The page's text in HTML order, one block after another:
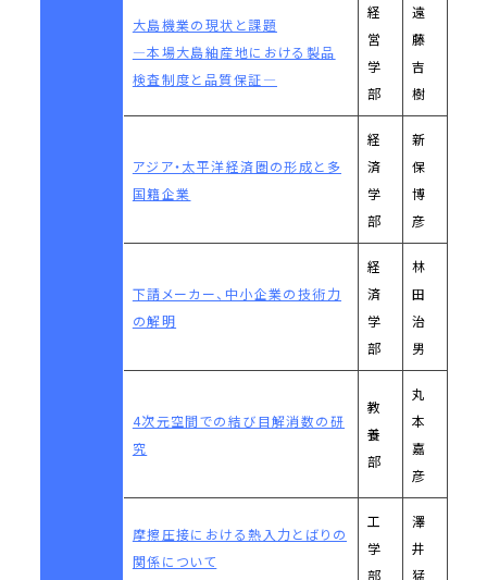
大島機業の現状と課題
―本場大島紬産地における製品
検査制度と品質保証―
経
営
学
部
遠
藤
吉
樹
アジア・太平洋経済圏の形成と多
国籍企業
経
済
学
部
新
保
博
彦
下請メーカー、中小企業の技術力
の解明
経
済
学
部
林
田
治
男
4次元空間での結び目解消数の研
究
教
養
部
丸
本
嘉
彦
摩擦圧接における熱入力とばりの
関係について
工
学
部
澤
井
猛